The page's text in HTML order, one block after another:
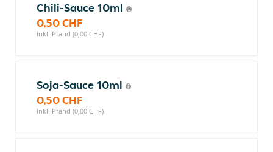
Chili-Sauce 10ml
0,50 CHF
inkl. Pfand (0,00 CHF)
Soja-Sauce 10ml
0,50 CHF
inkl. Pfand (0,00 CHF)